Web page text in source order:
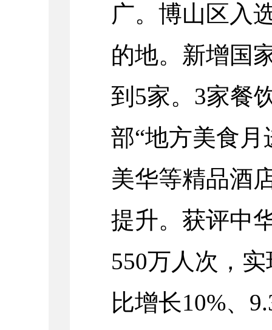
广。博山区入
的地。新增国
到5家。3家餐
部“地方美食
美华等精品酒
提升。获评中
550万人次，
比增长10%、